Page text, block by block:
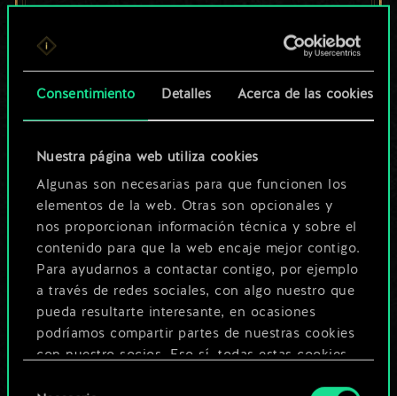
Consentimiento Detalles Acerca de las cookies
Nuestra página web utiliza cookies
Algunas son necesarias para que funcionen los
elementos de la web. Otras son opcionales y
nos proporcionan información técnica y sobre el
contenido para que la web encaje mejor contigo.
Para ayudarnos a contactar contigo, por ejemplo
a través de redes sociales, con algo nuestro que
pueda resultarte interesante, en ocasiones
podríamos compartir partes de nuestras cookies
con nuestro socios. Eso sí, todas estas cookies
cartas compartido.
¡Pero puede llegar a
Poner nombre a esta baraja y crear
una guía
Editar baraja
O
Explorar las barajas de la